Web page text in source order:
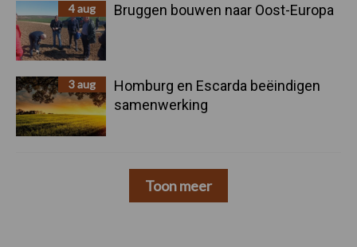
4 aug Bruggen bouwen naar Oost-Europa
3 aug
Homburg en Escarda beëindigen
samenwerking
Toon meer